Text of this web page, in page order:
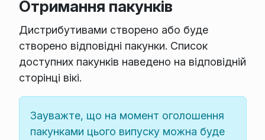
Отримання пакунків
Дистрибутивами створено або буде
створено відповідні пакунки. Список
доступних пакунків наведено на відповідній
сторінці вікі.
Зауважте, що на момент оголошення
пакунками цього випуску можна буде